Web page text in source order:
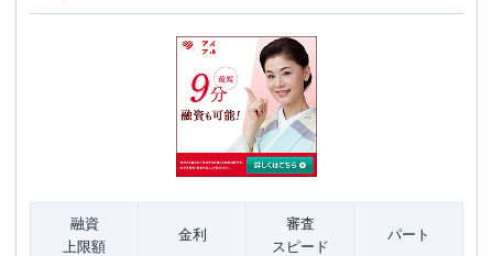
融資
上限額
金利
審査
スピード
パート